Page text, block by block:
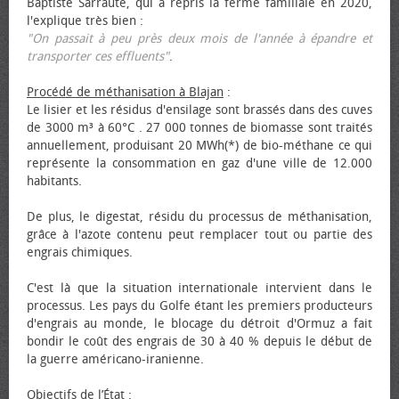
Baptiste Sarraute, qui a repris la ferme familiale en 2020,
l'explique très bien :
"On passait à peu près deux mois de l'année à épandre et
transporter ces effluents".
Procédé de méthanisation à Blajan :
Le lisier et les résidus d'ensilage sont brassés dans des cuves
de 3000 m³ à 60°C . 27 000 tonnes de biomasse sont traités
annuellement, produisant 20 MWh(*) de bio-méthane ce qui
représente la consommation en gaz d'une ville de 12.000
habitants.
De plus, le digestat, résidu du processus de méthanisation,
grâce à l'azote contenu peut remplacer tout ou partie des
engrais chimiques.
C'est là que la situation internationale intervient dans le
processus. Les pays du Golfe étant les premiers producteurs
d'engrais au monde, le blocage du détroit d'Ormuz a fait
bondir le coût des engrais de 30 à 40 % depuis le début de
la guerre américano-iranienne.
Objectifs de l’État :